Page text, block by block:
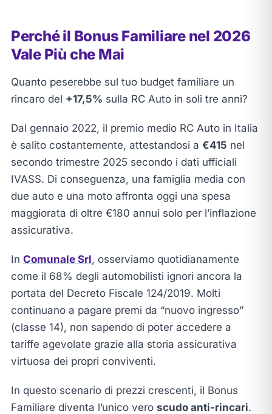
Perché il Bonus Familiare nel 2026
Vale Più che Mai
Quanto peserebbe sul tuo budget familiare un
rincaro del +17,5% sulla RC Auto in soli tre anni?
Dal gennaio 2022, il premio medio RC Auto in Italia
è salito costantemente, attestandosi a €415 nel
secondo trimestre 2025 secondo i dati ufficiali
IVASS. Di conseguenza, una famiglia media con
due auto e una moto affronta oggi una spesa
maggiorata di oltre €180 annui solo per l’inflazione
assicurativa.
In Comunale Srl, osserviamo quotidianamente
come il 68% degli automobilisti ignori ancora la
portata del Decreto Fiscale 124/2019. Molti
continuano a pagare premi da “nuovo ingresso”
(classe 14), non sapendo di poter accedere a
tariffe agevolate grazie alla storia assicurativa
virtuosa dei propri conviventi.
In questo scenario di prezzi crescenti, il Bonus
Familiare diventa l’unico vero scudo anti-rincari.